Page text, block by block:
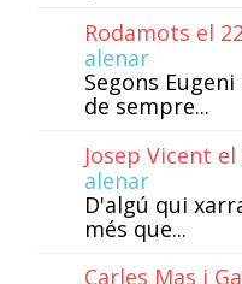
Rodamots el
alenar
Segons Eugeni
de sempre...
Josep Vicent
alenar
D'algú qui
més que...
Carles Mas i